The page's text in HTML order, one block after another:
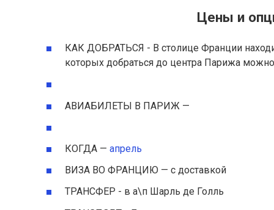
Цены и
КАК ДОБРАТЬСЯ - В столице Франции
которых добраться до центра Парижа
АВИАБИЛЕТЫ В ПАРИЖ —
КОГДА — апрель
ВИЗА ВО ФРАНЦИЮ — с доставкой
ТРАНСФЕР - в а\п Шарль де Голль